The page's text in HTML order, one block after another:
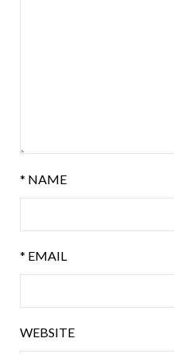
NAME
*
EMAIL
*
WEBSITE